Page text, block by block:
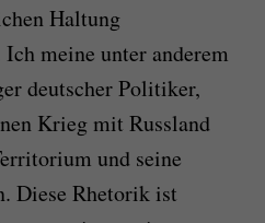
Haltung
meine unter anderem
deutscher Politiker,
Krieg mit Russland
und seine
Diese Rhetorik ist